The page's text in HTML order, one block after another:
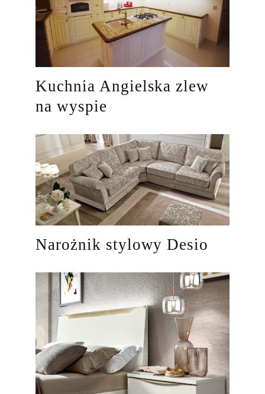
Kuchnia Angielska zlew
na wyspie
Narożnik stylowy Desio